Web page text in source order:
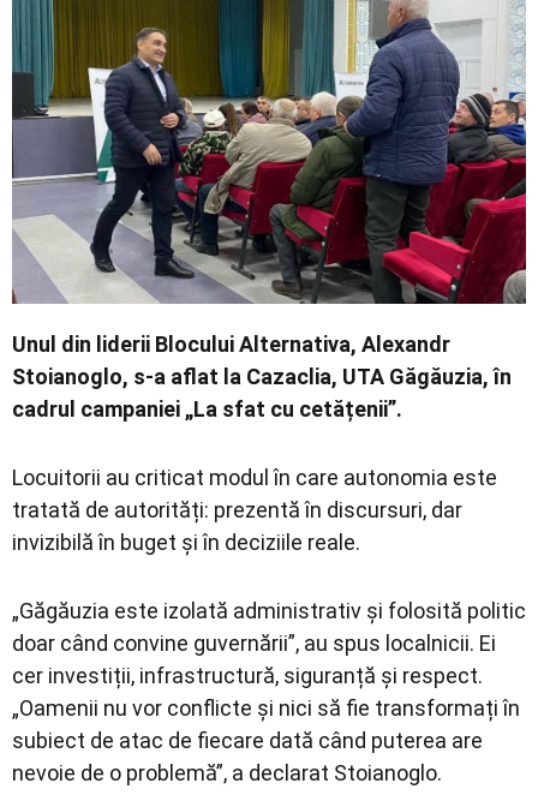
Unul din liderii Blocului Alternativa, Alexandr
Stoianoglo, s-a aflat la Cazaclia, UTA Găgăuzia, în
cadrul campaniei „La sfat cu cetățenii”.
Locuitorii au criticat modul în care autonomia este
tratată de autorități: prezentă în discursuri, dar
invizibilă în buget și în deciziile reale.
„Găgăuzia este izolată administrativ și folosită politic
doar când convine guvernării”, au spus localnicii. Ei
cer investiții, infrastructură, siguranță și respect.
„Oamenii nu vor conflicte și nici să fie transformați în
subiect de atac de fiecare dată când puterea are
nevoie de o problemă”, a declarat Stoianoglo.